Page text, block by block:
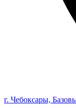
г. Чебоксары,